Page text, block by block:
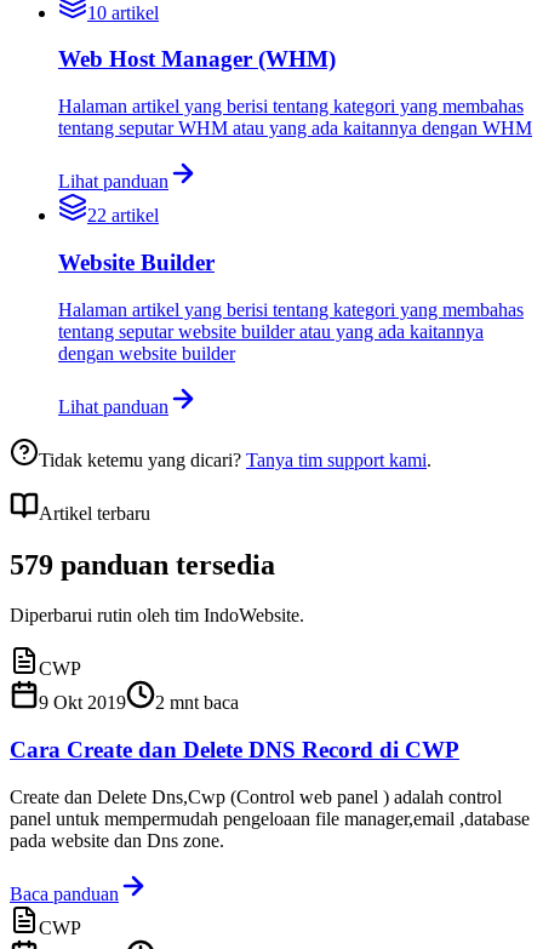
10 artikel
Web Host Manager (WHM)
Halaman artikel yang berisi tentang kategori yang membahas
tentang seputar WHM atau yang ada kaitannya dengan WHM
Lihat panduan
22 artikel
Website Builder
Halaman artikel yang berisi tentang kategori yang membahas
tentang seputar website builder atau yang ada kaitannya
dengan website builder
Lihat panduan
Tidak ketemu yang dicari? Tanya tim support kami.
Artikel terbaru
579 panduan tersedia
Diperbarui rutin oleh tim IndoWebsite.
CWP
9 Okt 2019
2 mnt baca
Cara Create dan Delete DNS Record di CWP
Create dan Delete Dns,Cwp (Control web panel ) adalah control
panel untuk mempermudah pengeloaan file manager,email ,database
pada website dan Dns zone.
Baca panduan
CWP